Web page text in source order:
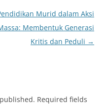
Murid dalam Aksi
Membentuk Generasi
Kritis dan Peduli →
Required fields